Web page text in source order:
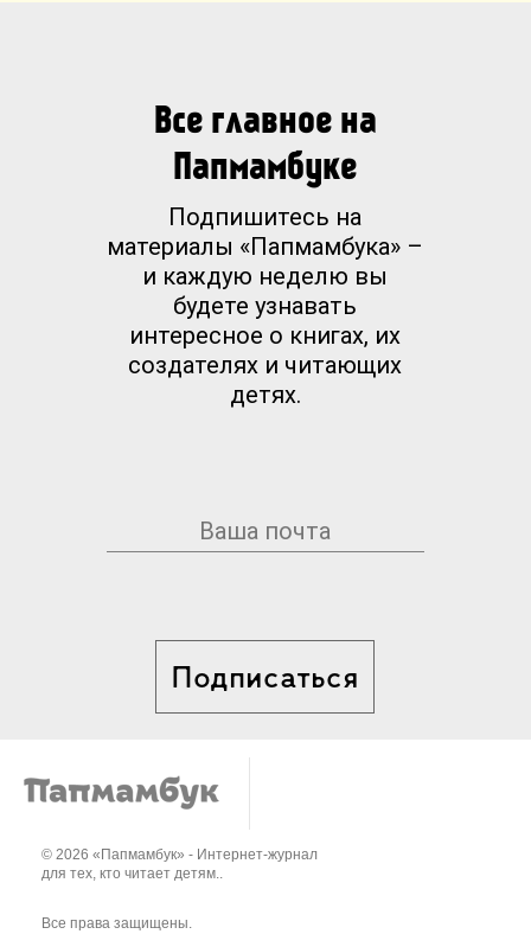
Все главное на
Папмамбуке
Подпишитесь на
материалы «Папмамбука» –
и каждую неделю вы
будете узнавать
интересное о книгах, их
создателях и читающих
детях.
Подписаться
© 2026 «Папмамбук» - Интернет-журнал
для тех, кто читает детям..
Все права защищены.